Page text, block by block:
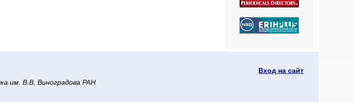
им. В.В. Виноградова РАН
Вход на сайт